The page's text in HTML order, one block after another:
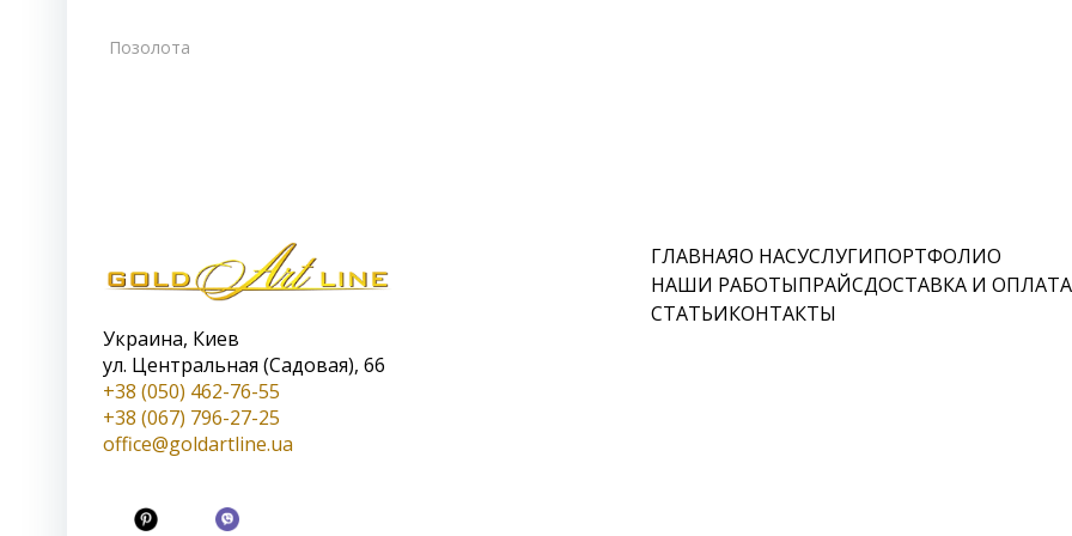
Позолота
Украина, Киев
ул. Центральная (Садовая), 66
+38 (050) 462-76-55
+38 (067) 796-27-25
office@goldartline.ua
ГЛАВНАЯО НАСУСЛУГИПОРТФОЛИО
НАШИ РАБОТЫПРАЙСДОСТАВКА И ОПЛАТА
СТАТЬИКОНТАКТЫ